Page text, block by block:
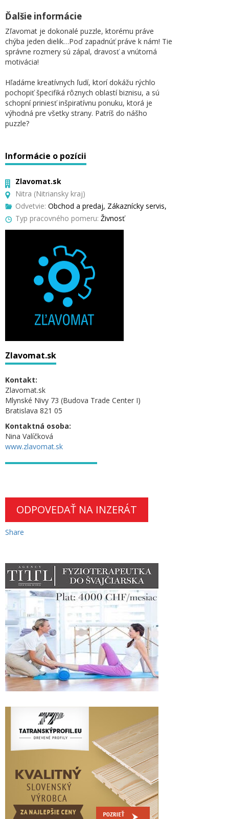
Ďalšie informácie
Zľavomat je dokonalé puzzle, ktorému práve
chýba jeden dielik…Poď zapadnúť práve k nám! Tie
správne rozmery sú zápal, dravosť a vnútorná
motivácia!
Hľadáme kreatívnych ľudí, ktorí dokážu rýchlo
pochopiť špecifiká rôznych oblastí biznisu, a sú
schopní priniesť inšpiratívnu ponuku, ktorá je
výhodná pre všetky strany. Patríš do nášho
puzzle?
Informácie o pozícii
Zlavomat.sk
Nitra (Nitriansky kraj)
Odvetvie: Obchod a predaj, Zákaznícky servis,
Typ pracovného pomeru: Živnosť
Zlavomat.sk
Kontakt:
Zlavomat.sk
Mlynské Nivy 73 (Budova Trade Center I)
Bratislava 821 05
Kontaktná osoba:
Nina Valíčková
www.zlavomat.sk
ODPOVEDAŤ NA INZERÁT
Share